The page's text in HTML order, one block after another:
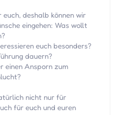
deshalb können wir
eingehen: Was wollt
euch besonders?
dauern?
einen Ansporn zum
nicht nur für
für euch und euren